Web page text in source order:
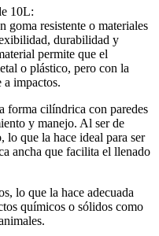
10L:
goma resistente o materiales
durabilidad y
permite que el
o plástico, pero con la
a impactos.
forma cilíndrica con paredes
y manejo. Al ser de
lo que la hace ideal para ser
ancha que facilita el llenado
lo que la hace adecuada
químicos o sólidos como